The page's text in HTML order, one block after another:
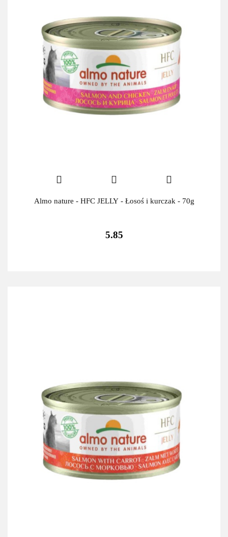
Almo nature - HFC JELLY - Łosoś i kurczak - 70g
5.85